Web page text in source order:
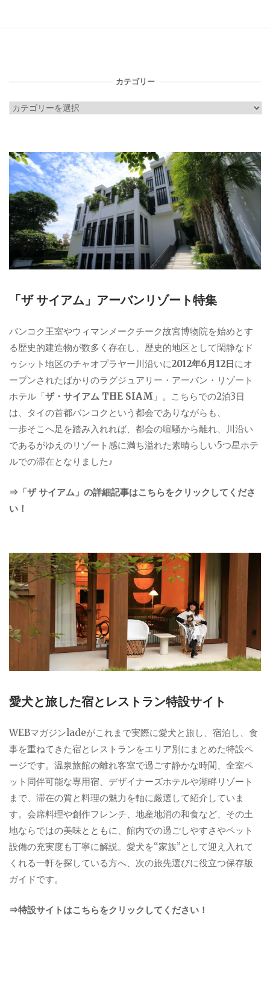
カテゴリー
カ
リ
ー
「ザ サイアム」アーバンリゾート特集
バンコク王室やウィマンメークチーク故宮博物院を始めとす
る歴史的建造物が数多く存在し、歴史的地区として閑静なド
ゥシット地区のチャオプラヤー川沿いに2012年6月12日にオ
ープンされたばかりのラグジュアリー・アーバン・リゾート
ホテル「ザ・サイアム THE SIAM 」。こちらでの2泊3日
は、タイの首都バンコクという都会でありながらも、
一歩そこへ足を踏み入れれば、都会の喧騒から離れ、川沿い
であるがゆえのリゾート感に満ち溢れた素晴らしい5つ星ホテ
ルでの滞在となりました♪
⇒「ザ サイアム」の詳細記事はこちらをクリックしてくださ
い！
愛犬と旅した宿とレストラン特設サイト
WEBマガジンladeがこれまで実際に愛犬と旅し、宿泊し、食
事を重ねてきた宿とレストランをエリア別にまとめた特設ペ
ージです。温泉旅館の離れ客室で過ごす静かな時間、全室ペ
ット同伴可能な専用宿、デザイナーズホテルや湖畔リゾート
まで、滞在の質と料理の魅力を軸に厳選して紹介していま
す。会席料理や創作フレンチ、地産地消の和食など、その土
地ならではの美味とともに、館内での過ごしやすさやペット
設備の充実度も丁寧に解説。愛犬を“家族”として迎え入れて
くれる一軒を探している方へ、次の旅先選びに役立つ保存版
ガイドです。
⇒特設サイトはこちらをクリックしてください！